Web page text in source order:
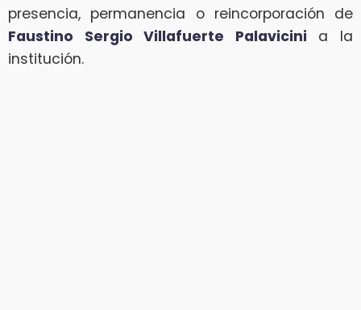
presencia, permanencia o reincorporación de
Faustino Sergio Villafuerte Palavicini a la
institución.